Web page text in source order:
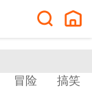
冒险 搞笑